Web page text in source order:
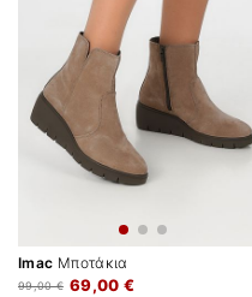
Imac Μποτάκια
69,00 €
99,00 €